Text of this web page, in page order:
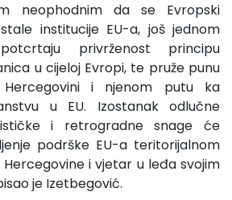
neophodnim da se Evropski
institucije EU-a, još jednom
privrženost principu
u cijeloj Evropi, te pruže punu
i njenom putu ka
u EU. Izostanak odlučne
i retrogradne snage će
podrške EU-a teritorijalnom
i vjetar u leđa svojim
je Izetbegović.